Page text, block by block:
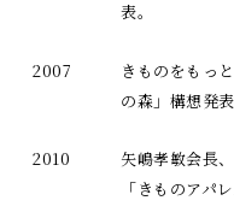
表。
2007
きものをもっ
の森」構想発表
2010
矢嶋孝敏会長
「きものアパ